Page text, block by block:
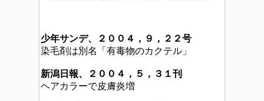
少年サンデ、２００４，９，２２号
染毛剤は別名「有毒物のカクテル」
新潟日報、２００４，５，３１刊
ヘアカラーで皮膚炎増